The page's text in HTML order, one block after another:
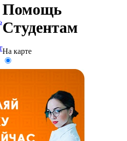
Помощь
Студентам
На карте